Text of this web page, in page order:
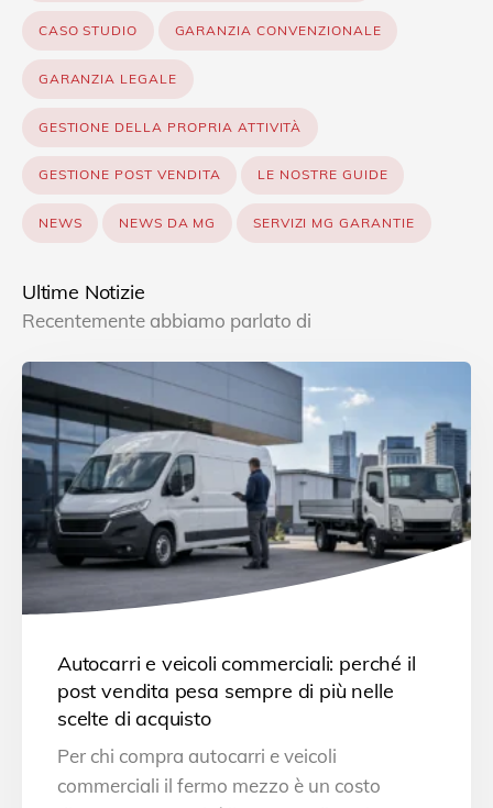
CASO STUDIO GARANZIA CONVENZIONALE
GARANZIA LEGALE
GESTIONE DELLA PROPRIA ATTIVITÀ
GESTIONE POST VENDITA LE NOSTRE GUIDE
NEWS NEWS DA MG SERVIZI MG GARANTIE
Ultime Notizie
Recentemente abbiamo parlato di
Autocarri e veicoli commerciali: perché il
post vendita pesa sempre di più nelle
scelte di acquisto
Per chi compra autocarri e veicoli
commerciali il fermo mezzo è un costo